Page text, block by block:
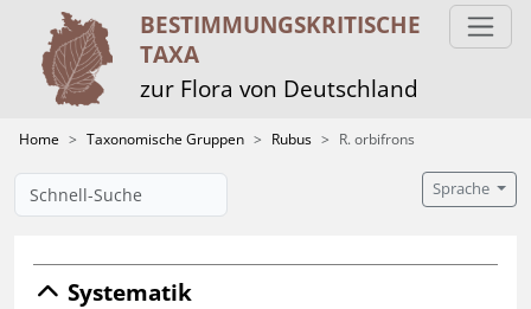
BESTIMMUNGS­KRITISCHE
TAXA
zur Flora von Deutschland
Home Taxonomische Gruppen Rubus R. orbifrons
Sprache
Systematik